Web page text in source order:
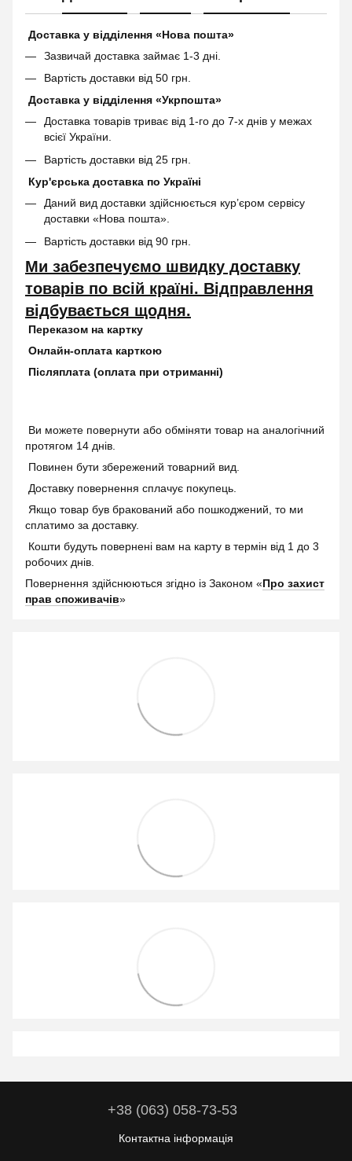
Доставка у відділення «Нова пошта»
Зазвичай доставка займає 1-3 дні.
Вартість доставки від 50 грн.
Доставка у відділення «Укрпошта»
Доставка товарів триває від 1-го до 7-х днів у межах
всієї України.
Вартість доставки від 25 грн.
Кур'єрська доставка по Україні
Даний вид доставки здійснюється кур’єром сервісу
доставки «Нова пошта».
Вартість доставки від 90 грн.
Ми забезпечуємо швидку доставку
товарів по всій країні. Відправлення
відбувається щодня.
Переказом на картку
Онлайн-оплата карткою
Післяплата (оплата при отриманні)
Ви можете повернути або обміняти товар на аналогічний
протягом 14 днів.
Повинен бути збережений товарний вид.
Доставку повернення сплачує покупець.
Якщо товар був бракований або пошкоджений, то ми
сплатимо за доставку.
Кошти будуть повернені вам на карту в термін від 1 до 3
робочих днів.
Повернення здійснюються згідно із Законом «Про захист
прав споживачів»
+38 (063) 058-73-53
Контактна інформація